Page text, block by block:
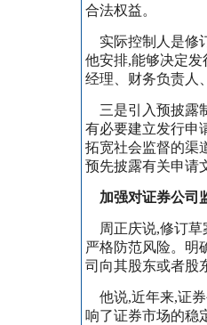
合法权益。
实际控制人是修
他安排,能够决定
经理、财务负责人
三是引入预披露
有必要建立发行申
拓宽社会监督的渠
预先披露有关申请
加强对证券公司
周正庆说,修订草
严格防范风险。明
司向其股东或者股
他说,近年来,证券
响了证券市场的稳